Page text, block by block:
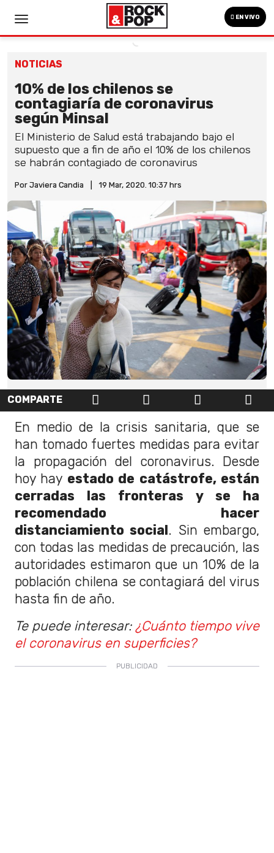
EN VIVO
NOTICIAS
10% de los chilenos se
contagiaría de coronavirus
según Minsal
El Ministerio de Salud está trabajando bajo el
supuesto que a fin de año el 10% de los chilenos
se habrán contagiado de coronavirus
Por Javiera Candia 19 Mar, 2020. 10:37 hrs
COMPARTE
En medio de la crisis sanitaria, que se
han tomado fuertes medidas para evitar
la propagación del coronavirus. Desde
hoy hay estado de catástrofe, están
cerradas las fronteras y se ha
recomendado hacer
distanciamiento social. Sin embargo,
con todas las medidas de precaución, las
autoridades estimaron que un 10% de la
población chilena se contagiará del virus
hasta fin de año.
Te puede interesar: ¿Cuánto tiempo vive
el coronavirus en superficies?